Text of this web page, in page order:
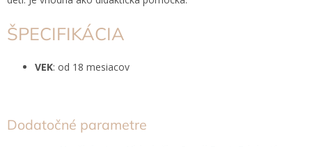
ŠPECIFIKÁCIA
VEK: od 18 mesiacov
Dodatočné parametre